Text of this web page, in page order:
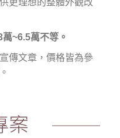
~6.5萬不等。
傳文章，價格皆為參
案